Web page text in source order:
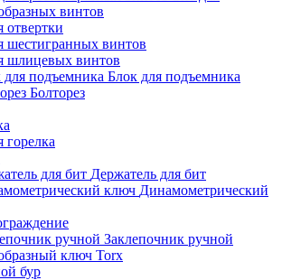
винтов
отвертки
шестигранных винтов
шлицевых винтов
Блок для подъемника
Болторез
горелка
Держатель для бит
Динамометрический
Заклепочник ручной
ключ Torx
бур